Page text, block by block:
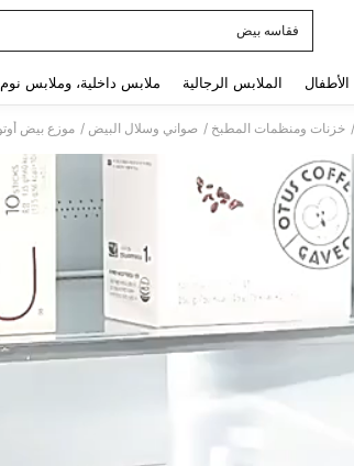
فقاسه بيض
الأطفال الملابس الرجالية ملابس داخلية، وملابس نوم
/ خزنات ومنظمات المطبخ / صواني وسلال البيض /